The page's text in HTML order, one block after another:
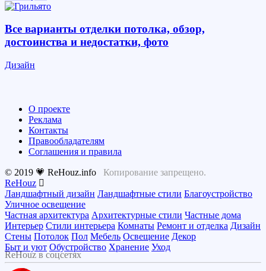
Все варианты отделки потолка, обзор,
достоинства и недостатки, фото
Дизайн
О проекте
Реклама
Контакты
Правообладателям
Соглашения и правила
© 2019 💗 ReHouz.info Копирование запрещено.
ReHouz
Ландшафтный дизайн Ландшафтные стили Благоустройство
Уличное освещение
Частная архитектура Архитектурные стили Частные дома
Интерьер Стили интерьера Комнаты Ремонт и отделка Дизайн
Стены Потолок Пол Мебель Освещение Декор
Быт и уют Обустройство Хранение Уход
ReHouz в соцсетях